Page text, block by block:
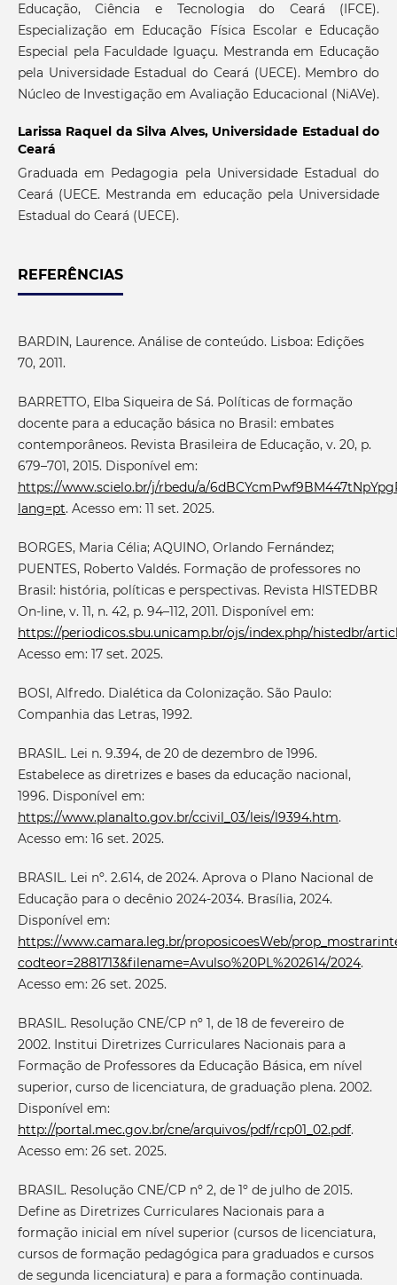
Educação, Ciência e Tecnologia do Ceará (IFCE).
Especialização em Educação Física Escolar e Educação
Especial pela Faculdade Iguaçu. Mestranda em Educação
pela Universidade Estadual do Ceará (UECE). Membro do
Núcleo de Investigação em Avaliação Educacional (NiAVe).
Larissa Raquel da Silva Alves, Universidade Estadual do
Ceará
Graduada em Pedagogia pela Universidade Estadual do
Ceará (UECE. Mestranda em educação pela Universidade
Estadual do Ceará (UECE).
REFERÊNCIAS
BARDIN, Laurence. Análise de conteúdo. Lisboa: Edições
70, 2011.
BARRETTO, Elba Siqueira de Sá. Políticas de formação
docente para a educação básica no Brasil: embates
contemporâneos. Revista Brasileira de Educação, v. 20, p.
679–701, 2015. Disponível em:
https://www.scielo.br/j/rbedu/a/
lang=pt. Acesso em: 11 set. 2025.
BORGES, Maria Célia; AQUINO, Orlando Fernández;
PUENTES, Roberto Valdés. Formação de professores no
Brasil: história, políticas e perspectivas. Revista HISTEDBR
On-line, v. 11, n. 42, p. 94–112, 2011. Disponível em:
https://periodicos.sbu.unicamp.br/ojs/index.php/histedbr/
Acesso em: 17 set. 2025.
BOSI, Alfredo. Dialética da Colonização. São Paulo:
Companhia das Letras, 1992.
BRASIL. Lei n. 9.394, de 20 de dezembro de 1996.
Estabelece as diretrizes e bases da educação nacional,
1996. Disponível em:
https://www.planalto.gov.br/ccivil_03/leis/l9394.htm.
Acesso em: 16 set. 2025.
BRASIL. Lei nº. 2.614, de 2024. Aprova o Plano Nacional de
Educação para o decênio 2024-2034. Brasília, 2024.
Disponível em:
https://www.camara.leg.br/proposicoesWeb/
codteor=2881713&filename=Avulso%20PL%202614/2024.
Acesso em: 26 set. 2025.
BRASIL. Resolução CNE/CP nº 1, de 18 de fevereiro de
2002. Institui Diretrizes Curriculares Nacionais para a
Formação de Professores da Educação Básica, em nível
superior, curso de licenciatura, de graduação plena. 2002.
Disponível em:
http://portal.mec.gov.br/cne/arquivos/pdf/rcp01_02.pdf.
Acesso em: 26 set. 2025.
BRASIL. Resolução CNE/CP nº 2, de 1º de julho de 2015.
Define as Diretrizes Curriculares Nacionais para a
formação inicial em nível superior (cursos de licenciatura,
cursos de formação pedagógica para graduados e cursos
de segunda licenciatura) e para a formação continuada.